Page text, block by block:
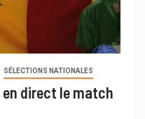
SÉLECTIONS NATIONALES
en direct le match